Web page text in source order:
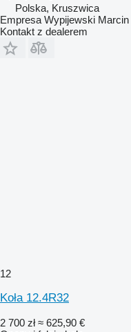
Polska, Kruszwica
Empresa Wypijewski Marcin
Kontakt z dealerem
12
Koła 12.4R32
2 700 zł ≈ 625,90 €